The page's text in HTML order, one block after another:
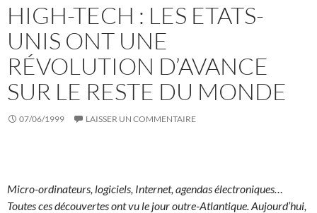
HIGH-TECH : LES ETATS-
UNIS ONT UNE
RÉVOLUTION D’AVANCE
SUR LE RESTE DU MONDE
07/06/1999 LAISSER UN COMMENTAIRE
Micro-ordinateurs, logiciels, Internet, agendas électroniques…
Toutes ces découvertes ont vu le jour outre-Atlantique. Aujourd’hui,